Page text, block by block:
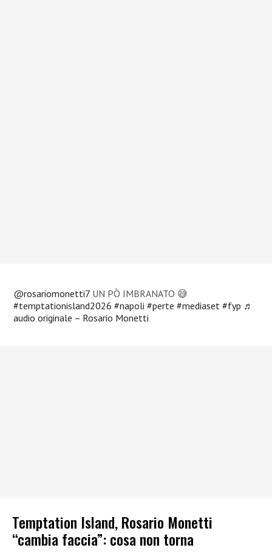
@rosariomonetti7 UN PÒ IMBRANATO 😅
#temptationisland2026 #napoli #perte #mediaset #fyp ♬
audio originale – Rosario Monetti
Temptation Island, Rosario Monetti
“cambia faccia”: cosa non torna